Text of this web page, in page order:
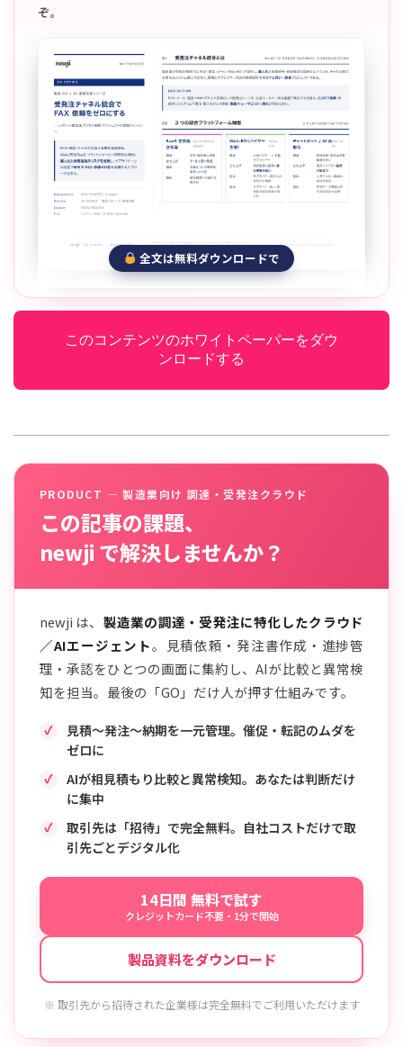
ぞ。
全文は無料ダウンロードで
このコンテンツのホワイトペーパーをダウ
ンロードする
PRODUCT — 製造業向け 調達・受発注クラウド
この記事の課題、
newji で解決しませんか？
newji は、 製造業の調達・受発注に特化したクラウド
／AIエージェント。見積依頼・発注書作成・進捗管
理・承認をひとつの画面に集約し、AIが比較と異常検
知を担当。最後の「GO」だけ人が押す仕組みです。
見積〜発注〜納期を一元管理。催促・転記のムダを
ゼロに
AIが相見積もり比較と異常検知。あなたは判断だけ
に集中
取引先は「招待」で完全無料。自社コストだけで取
引先ごとデジタル化
14日間 無料で試す
クレジットカード不要・1分で開始
製品資料をダウンロード
※ 取引先から招待された企業様は完全無料でご利用いただけます